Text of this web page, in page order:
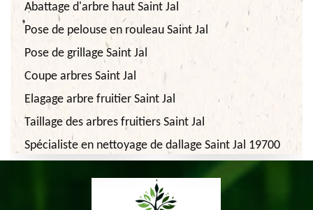
Abattage d'arbre haut Saint Jal
Pose de pelouse en rouleau Saint Jal
Pose de grillage Saint Jal
Coupe arbres Saint Jal
Elagage arbre fruitier Saint Jal
Taillage des arbres fruitiers Saint Jal
Spécialiste en nettoyage de dallage Saint Jal 19700